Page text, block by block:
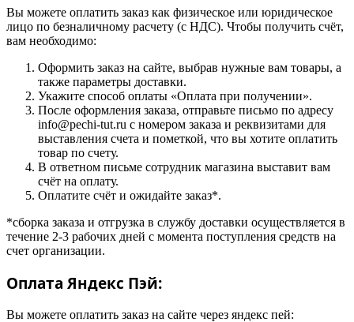
Вы можете оплатить заказ как физическое или юридическое
лицо по безналичному расчету (с НДС). Чтобы получить счёт,
вам необходимо:
Оформить заказ на сайте, выбрав нужные вам товары, а
также параметры доставки.
Укажите способ оплаты «Оплата при получении».
После оформления заказа, отправьте письмо по адресу
info@pechi-tut.ru с номером заказа и реквизитами для
выставления счета и пометкой, что вы хотите оплатить
товар по счету.
В ответном письме сотрудник магазина выставит вам
счёт на оплату.
Оплатите счёт и ожидайте заказ*.
*сборка заказа и отгрузка в службу доставки осуществляется в
течение 2-3 рабочих дней с момента поступления средств на
счет организации.
Оплата Яндекс Пэй:
Вы можете оплатить заказ на сайте через яндекс пей: